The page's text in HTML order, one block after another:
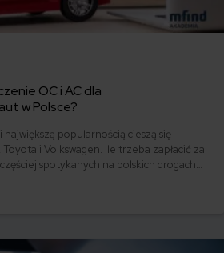
OC i AC dla
w Polsce?
popularnością cieszą się
i Volkswagen. Ile trzeba zapłacić za
spotykanych na polskich drogach